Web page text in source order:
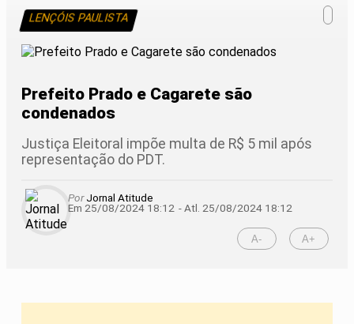
LENÇÓIS PAULISTA
Prefeito Prado e Cagarete são
condenados
Justiça Eleitoral impõe multa de R$ 5 mil após
representação do PDT.
PorJornal Atitude
Em 25/08/2024 18:12 - Atl. 25/08/2024 18:12
A- A+